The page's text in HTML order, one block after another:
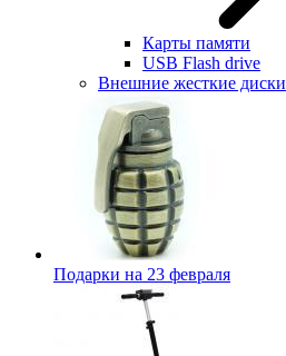
Карты памяти
USB Flash drive
Внешние жесткие диски
Подарки на 23 февраля